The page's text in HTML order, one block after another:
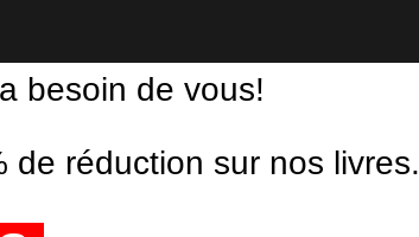
besoin de vous!
réduction sur nos livres.